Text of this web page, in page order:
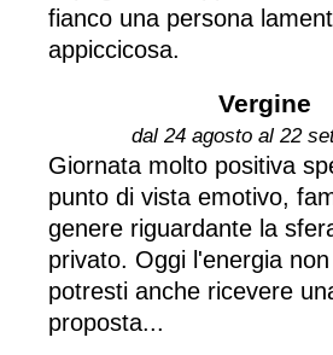
fianco una persona
appiccicosa.
Vergine
dal 24 agosto al 22
Giornata molto positiva
punto di vista emotivo,
genere riguardante la
privato. Oggi l'energia
potresti anche ricevere
proposta...